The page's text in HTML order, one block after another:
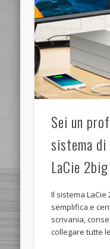
Sei un
sistema di
LaCie
Il sistema
semplifica e
scrivania,
collegare tutte